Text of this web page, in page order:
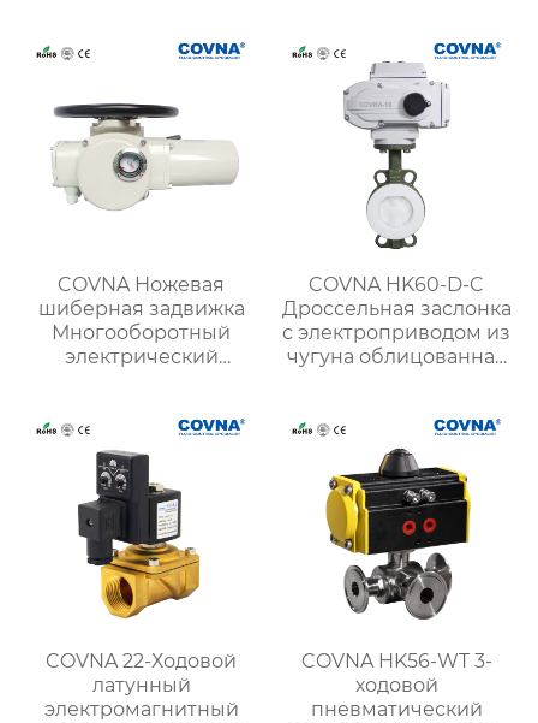
COVNA Ножевая
шиберная задвижка
Многооборотный
электрический
COVNA HK60-D-C
Дроссельная заслонка
с электроприводом из
чугуна облицованная
COVNA 22-Ходовой
латунный
электромагнитный
COVNA HK56-WT 3-
ходовой
пневматический